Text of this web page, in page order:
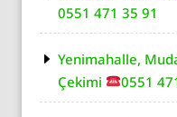
0551 471 35 91
Yenimahalle,
Çekimi
0551